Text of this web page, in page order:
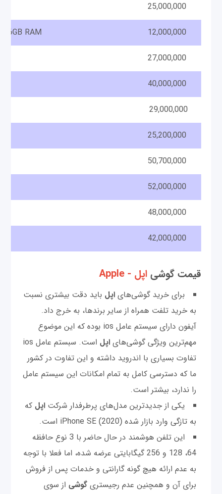
25,000,000
12,000,000
6GB RAM
27,000,000
40,000,000
29,000,000
25,200,000
50,700,000
52,000,000
48,000,000
42,000,000
قیمت گوشی‌اپل - Apple
برای خرید گوشی‌هایاپل باید دقت بیشتری نسبت
به خرید تلفت همراه از سایر برند‌ها، به خرج داد.
آیفون دارای سیستم عامل ios بوده که این موضوع
مهم‌ترین ویژگی گوشی‌هایاپل
است. سبستم عامل ios
تفاوت بسیاری با اندروید داشته و این تفاوت در کشور
ما که دسترسی کامل به تمام امکانات این سیستم عامل
را ندارد، بیشتر است.
یکی از جدیدترین مدل‌های پرطرفدار شرکتاپل که
به تازگی وارد بازار شده (iPhone SE (2020 است.
این تلفن هوشمند در حال حاضر با 3 نوع حافظه
64، 128 و 256 گیگابایتی عرضه شده، اما فعلا با توجه
به عدم ارائه هیچ گونه گارانتی و خدمات پس از فروش
برای آن و همچنین عدم رجیستریگوشی از سوی